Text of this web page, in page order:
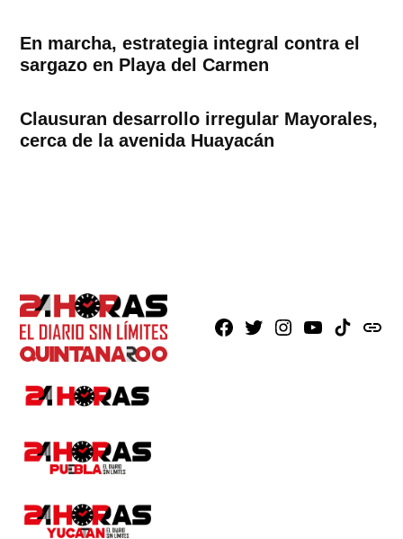
En marcha, estrategia integral contra el
sargazo en Playa del Carmen
Clausuran desarrollo irregular Mayorales,
cerca de la avenida Huayacán
Facebook
X Instagram
YoutubeTikTokissuu